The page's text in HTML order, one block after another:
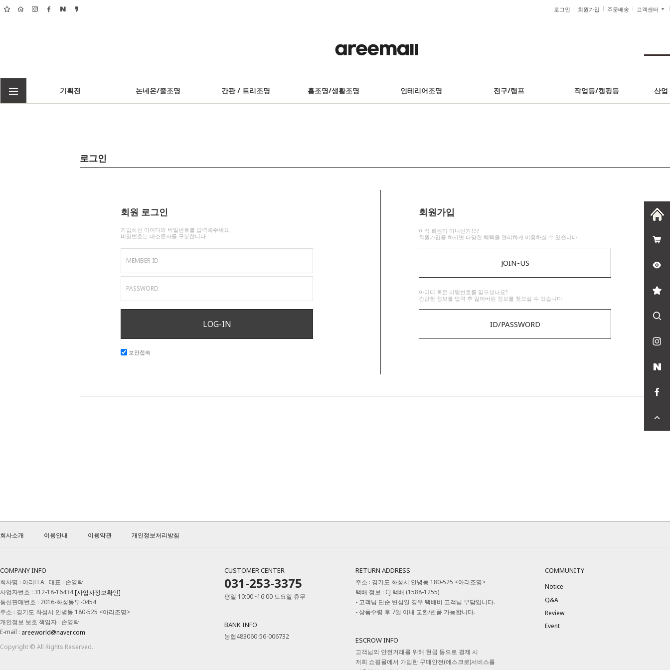
로그인 회원가입 주문배송 고객센터
기획전 논네온/줄조명 간판 / 트리조명 홈조명/생활조명 인테리어조명 전구/램프 작업등/캠핑등 산
로그인
회원 로그인
가입하신 아이디와 비밀번호를 입력해주세요.
비밀번호는 대소문자를 구분합니다.
MEMBER ID
PASSWORD
LOG-IN
보안접속
회원가입
아직 회원이 아니신가요?
회원가입을 하시면 다양한 혜택을 편리하게 이용하실 수 있습니다.
JOIN-US
아이디 혹은 비밀번호를 잊으셨나요?
간단한 정보를 입력 후 잃어버린 정보를 찾으실 수 있습니다.
ID/PASSWORD
회사소개 이용안내 이용약관 개인정보처리방침
COMPANY INFO
회사명 : 아리ELA 대표 : 손영락
사업자번호 : 312-18-16434[사업자정보확인]
통신판매번호 : 2016-화성동부-0454
주소 : 경기도 화성시 안녕동 180-525 <아리조명>
개인정보 보호 책임자 : 손영락
E-mail : areeworld@naver.com
Copyright © All Rights Reserved.
CUSTOMER CENTER
031-253-3375
평일 10:00~16:00 토요일 휴무
BANK INFO
농협483060-56-006732
RETURN ADDRESS
주소 : 경기도 화성시 안녕동 180-525 <아리조명>
택배 정보 : CJ 택배 (1588-1255)
- 고객님 단순 변심일 경우 택배비 고객님 부담입니다.
- 상품수령 후 7일 이내 교환/반품 가능합니다.
ESCROW INFO
고객님의 안전거래를 위해 현금 등으로 결제 시
저희 쇼핑몰에서 가입한 구매안전(에스크로)서비스를
COMMUNITY
Notice
Q&A
Review
Event